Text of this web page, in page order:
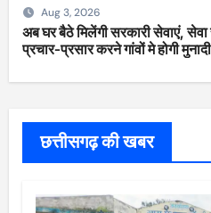
Aug 3, 2026
अब घर बैठे मिलेंगी सरकारी सेवाएं,
प्रचार-प्रसार करने गांवों मे होगी मुनादी
छत्तीसगढ़ की खबर